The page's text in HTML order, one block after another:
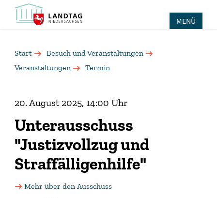
MENÜ
Start
Besuch und Veranstaltungen
Veranstaltungen
Termin
20. August 2025, 14:00 Uhr
Unterausschuss
"Justizvollzug und
Straffälligenhilfe"
Mehr über den Ausschuss